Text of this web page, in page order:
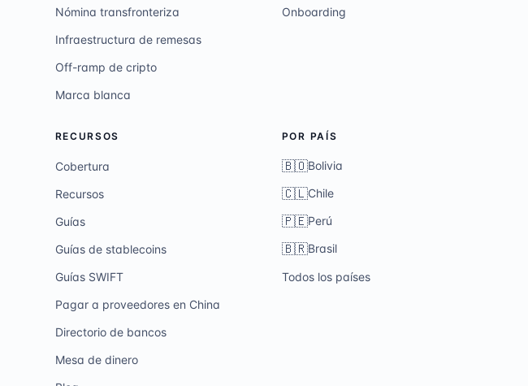
Nómina transfronteriza
Infraestructura de remesas
Off-ramp de cripto
Marca blanca
Onboarding
RECURSOS
Cobertura
Recursos
Guías
Guías de stablecoins
Guías SWIFT
Pagar a proveedores en China
Directorio de bancos
Mesa de dinero
POR PAÍS
🇧🇴Bolivia
🇨🇱Chile
🇵🇪Perú
🇧🇷Brasil
Todos los países